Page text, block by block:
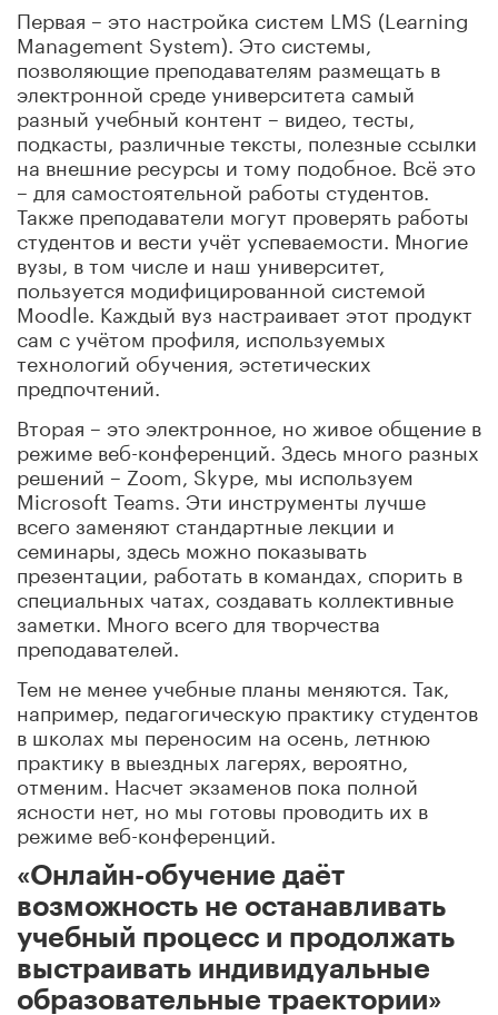
Первая – это настройка систем LMS (Learning
Management System). Это системы,
позволяющие преподавателям размещать в
электронной среде университета самый
разный учебный контент – видео, тесты,
подкасты, различные тексты, полезные ссылки
на внешние ресурсы и тому подобное. Всё это
– для самостоятельной работы студентов.
Также преподаватели могут проверять работы
студентов и вести учёт успеваемости. Многие
вузы, в том числе и наш университет,
пользуется модифицированной системой
Moodle. Каждый вуз настраивает этот продукт
сам с учётом профиля, используемых
технологий обучения, эстетических
предпочтений.
Вторая – это электронное, но живое общение в
режиме веб-конференций. Здесь много разных
решений – Zoom, Skype, мы используем
Microsoft Teams. Эти инструменты лучше
всего заменяют стандартные лекции и
семинары, здесь можно показывать
презентации, работать в командах, спорить в
специальных чатах, создавать коллективные
заметки. Много всего для творчества
преподавателей.
Тем не менее учебные планы меняются. Так,
например, педагогическую практику студентов
в школах мы переносим на осень, летнюю
практику в выездных лагерях, вероятно,
отменим. Насчет экзаменов пока полной
ясности нет, но мы готовы проводить их в
режиме веб-конференций.
«Онлайн-обучение даёт
возможность не останавливать
учебный процесс и продолжать
выстраивать индивидуальные
образовательные траектории»